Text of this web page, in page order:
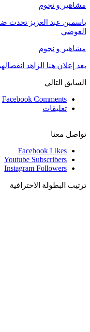
مشاهير و نجوم
ياسمين عبد العزيز تحدث
العوضي
مشاهير و نجوم
بعد إعلان هنا الزاهد
السابق التالي
Facebook Comments
تعليقات
تواصل معنا
Facebook Likes
Youtube Subscribers
Instagram Followers
ترتيب البطولة الاحترافية